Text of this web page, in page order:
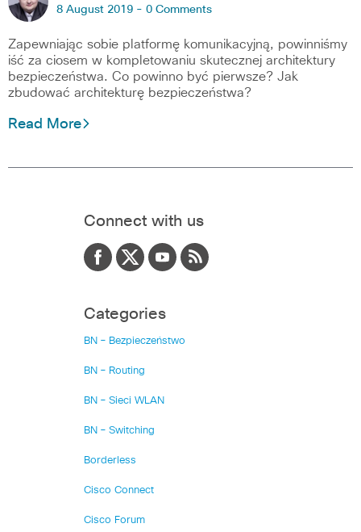
8 August 2019 - 0 Comments
Zapewniając sobie platformę komunikacyjną, powinniśmy
iść za ciosem w kompletowaniu skutecznej architektury
bezpieczeństwa. Co powinno być pierwsze? Jak
zbudować architekturę bezpieczeństwa?
Read More
Connect with us
Categories
BN – Bezpieczeństwo
BN – Routing
BN – Sieci WLAN
BN – Switching
Borderless
Cisco Connect
Cisco Forum